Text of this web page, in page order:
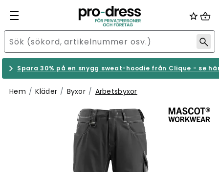
Spara 30% på en snygg sweat-hoodie från Clique - se
Hem Kläder Byxor Arbetsbyxor